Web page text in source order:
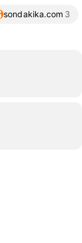
sondakika.com 3